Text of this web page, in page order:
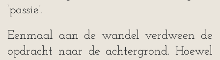
‘passie’.
Eenmaal aan de wandel verdween de
opdracht naar de achtergrond. Hoewel